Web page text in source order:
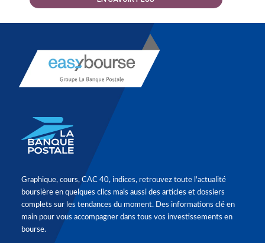
Graphique, cours, CAC 40, indices, retrouvez toute l'actualité
boursière en quelques clics mais aussi des articles et dossiers
complets sur les tendances du moment. Des informations clé en
main pour vous accompagner dans tous vos investissements en
bourse.